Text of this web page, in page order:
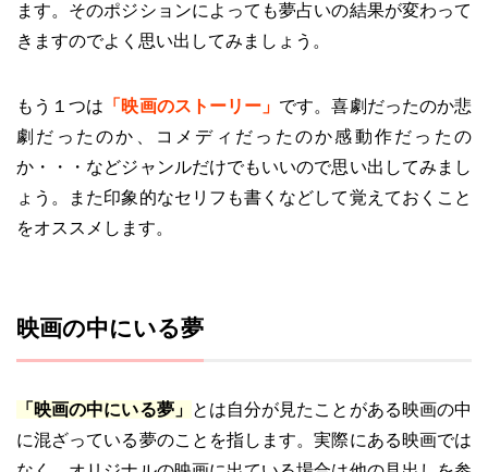
ます。そのポジションによっても夢占いの結果が変わって
きますのでよく思い出してみましょう。
もう１つは 「映画のストーリー」 です。喜劇だったのか悲
劇だったのか、コメディだったのか感動作だったの
か・・・などジャンルだけでもいいので思い出してみまし
ょう。また印象的なセリフも書くなどして覚えておくこと
をオススメします。
映画の中にいる夢
「映画の中にいる夢」 とは自分が見たことがある映画の中
に混ざっている夢のことを指します。実際にある映画では